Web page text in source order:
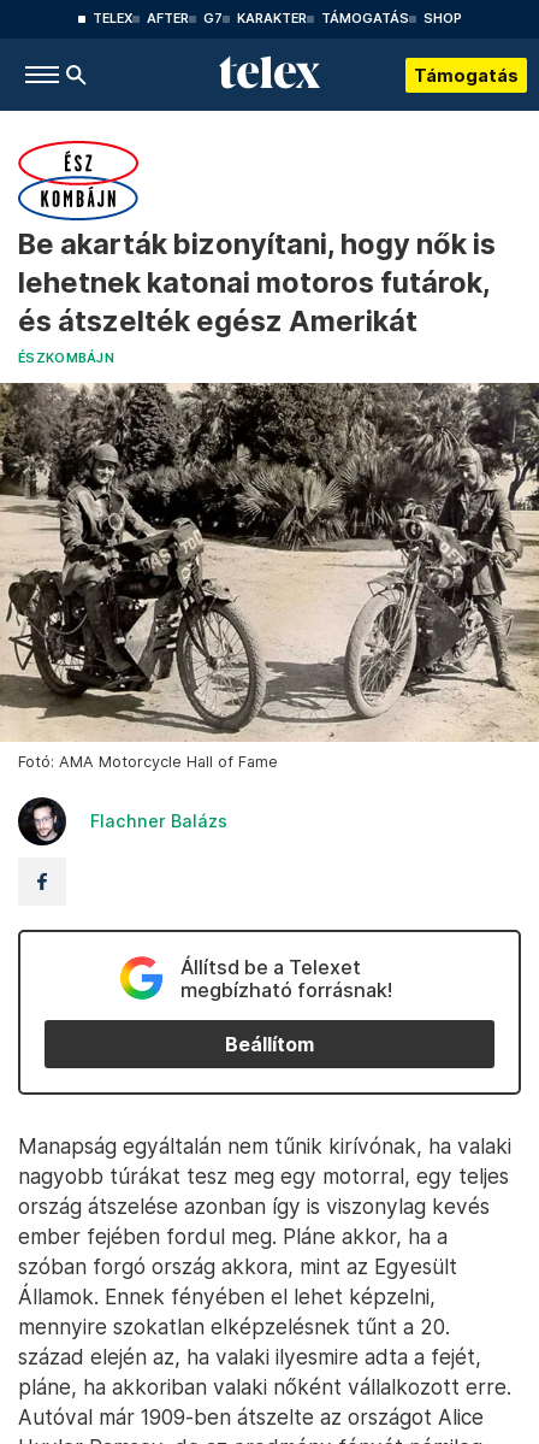
TELEX AFTER G7 KARAKTER TÁMOGATÁS SHOP
Támogatás
Be akarták bizonyítani, hogy nők is
lehetnek katonai motoros futárok,
és átszelték egész Amerikát
ÉSZKOMBÁJN
Fotó: AMA Motorcycle Hall of Fame
Flachner Balázs
Állítsd be a Telexet
megbízható forrásnak!
Beállítom
Manapság egyáltalán nem tűnik kirívónak, ha valaki
nagyobb túrákat tesz meg egy motorral, egy teljes
ország átszelése azonban így is viszonylag kevés
ember fejében fordul meg. Pláne akkor, ha a
szóban forgó ország akkora, mint az Egyesült
Államok. Ennek fényében el lehet képzelni,
mennyire szokatlan elképzelésnek tűnt a 20.
század elején az, ha valaki ilyesmire adta a fejét,
pláne, ha akkoriban valaki nőként vállalkozott erre.
Autóval már 1909-ben átszelte az országot Alice